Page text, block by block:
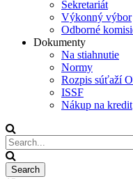
Sekretariát
Výkonný výbor
Odborné
Dokumenty
Na stiahnutie
Normy
Rozpis súťaží
ISSF
Nákup na kredit